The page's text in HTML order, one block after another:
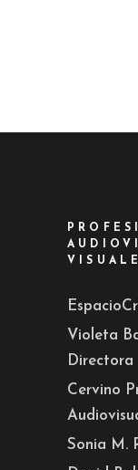
Violeta
Cervino
Sonia M.